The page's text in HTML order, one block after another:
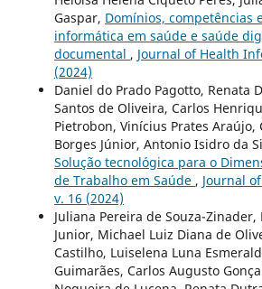
Gaspar, Domínios, competências
informática em saúde e saúde
documental , Journal of Health
(2024)
Daniel do Prado Pagotto, Renata
Santos de Oliveira, Carlos
Pietrobon, Vinícius Prates Araújo,
Borges Júnior, Antonio Isidro da
Solução tecnológica para o
de Trabalho em Saúde , Journal
v. 16 (2024)
Juliana Pereira de Souza-Zinader,
Junior, Michael Luiz Diana de
Castilho, Luiselena Luna
Guimarães, Carlos Augusto